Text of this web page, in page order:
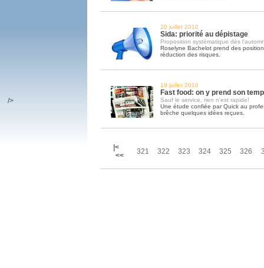
20 juillet 2010
Sida: priorité au dépistage
Proposition systématique dès
Roselyne Bachelot prend des
réduction des risques.
19 juillet 2010
Fast food: on y prend son
Sauf le service, rien n'est rapide!
Une étude confiée par Quick au
brêche quelques idées reçues.
|<
<<
321 322 323 324 325 326
/>